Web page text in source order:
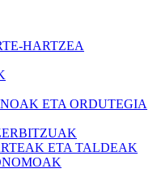
HARTZEA
ETA ORDUTEGIA
ETA TALDEAK